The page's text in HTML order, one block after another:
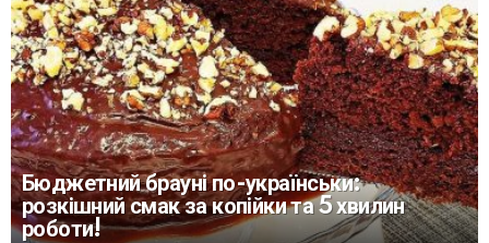
Бюджетний брауні по-українськи:
розкішний смак за копійки та 5 хвилин
роботи!